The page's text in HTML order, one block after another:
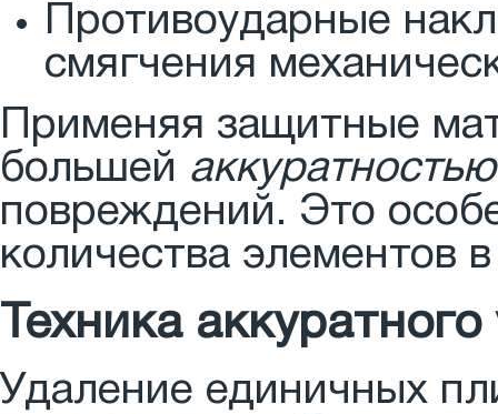
Противоударные
смягчения
Применяя защитные
большей аккуратностью
повреждений. Это
количества элементов
Техника
Удаление единичных